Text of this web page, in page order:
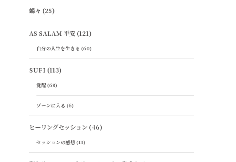
蝶々 (25)
AS SALAM 平安(121)
自分の人生を生きる (60)
SUFI (113)
覚醒(68)
ゾーンに入る (6)
ヒーリングセッション(46)
セッションの感想 (13)